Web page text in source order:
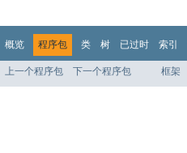
概览 程序包 类 树 已过时 索引
上一个程序包 下一个程序包 框架